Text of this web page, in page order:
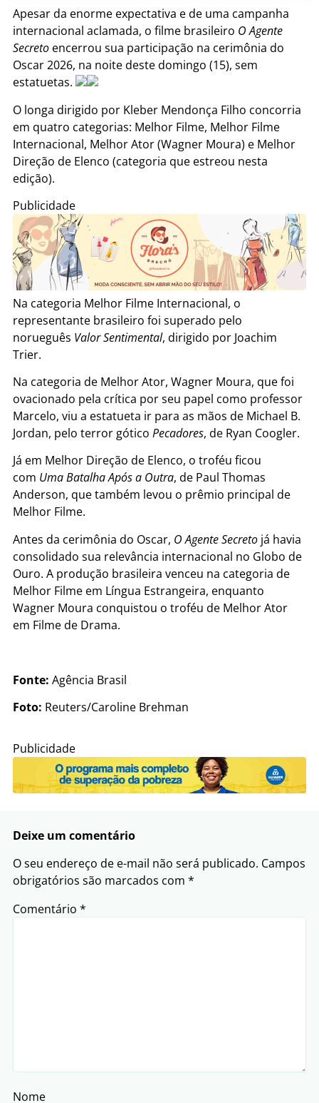
Apesar da enorme expectativa e de uma campanha
internacional aclamada, o filme brasileiro O Agente
Secreto encerrou sua participação na cerimônia do
Oscar 2026, na noite deste domingo (15), sem
estatuetas.
O longa dirigido por Kleber Mendonça Filho concorria
em quatro categorias: Melhor Filme, Melhor Filme
Internacional, Melhor Ator (Wagner Moura) e Melhor
Direção de Elenco (categoria que estreou nesta
edição).
Publicidade
Na categoria Melhor Filme Internacional, o
representante brasileiro foi superado pelo
norueguês Valor Sentimental, dirigido por Joachim
Trier.
Na categoria de Melhor Ator, Wagner Moura, que foi
ovacionado pela crítica por seu papel como professor
Marcelo, viu a estatueta ir para as mãos de Michael B.
Jordan, pelo terror gótico Pecadores, de Ryan Coogler.
Já em Melhor Direção de Elenco, o troféu ficou
com Uma Batalha Após a Outra, de Paul Thomas
Anderson, que também levou o prêmio principal de
Melhor Filme.
Antes da cerimônia do Oscar, O Agente Secreto já havia
consolidado sua relevância internacional no Globo de
Ouro. A produção brasileira venceu na categoria de
Melhor Filme em Língua Estrangeira, enquanto
Wagner Moura conquistou o troféu de Melhor Ator
em Filme de Drama.
Fonte: Agência Brasil
Foto: Reuters/Caroline Brehman
Publicidade
Deixe um comentário
O seu endereço de e-mail não será publicado. Campos
obrigatórios são marcados com *
Comentário *
Nome